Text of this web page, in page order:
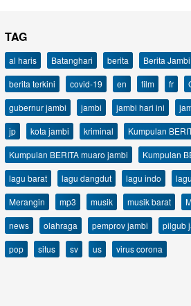
TAG
al haris Batanghari berita Berita
berita terkini
covid-19 en film fr
gubernur jambi
jambi jambi hari ini
jp
kota jambi kriminal
Kumpulan
Kumpulan BERITA muaro jambi
Kumpulan
lagu barat
lagu dangdut lagu indo
Merangin
mp3 musik musik barat
news
olahraga pemprov jambi pilgub
pop
situs sv us virus corona